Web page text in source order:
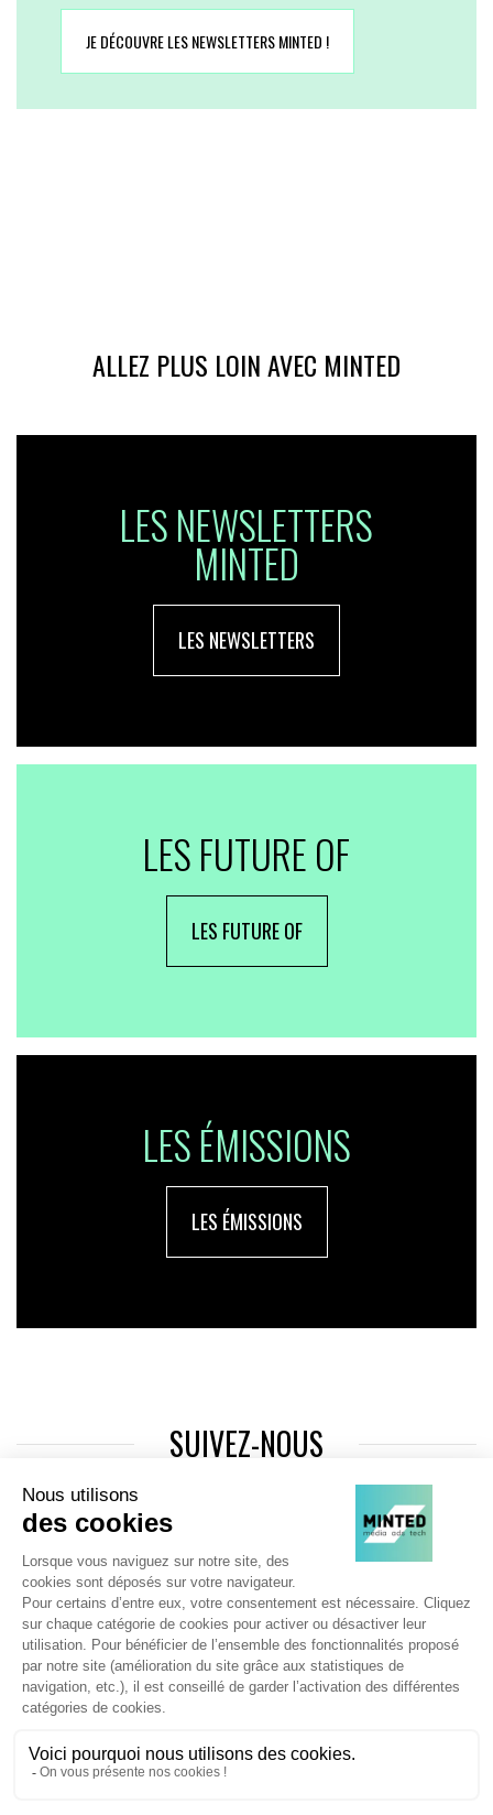
JE DÉCOUVRE LES NEWSLETTERS MINTED !
ALLEZ PLUS LOIN AVEC MINTED
LES NEWSLETTERS
MINTED
LES NEWSLETTERS
LES FUTURE OF
LES FUTURE OF
LES ÉMISSIONS
LES ÉMISSIONS
SUIVEZ-NOUS
Agence web:Novius